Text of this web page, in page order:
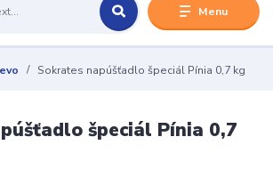
Menu
Sokrates napúšťadlo špeciál Pínia 0,7 kg
špeciál Pínia 0,7